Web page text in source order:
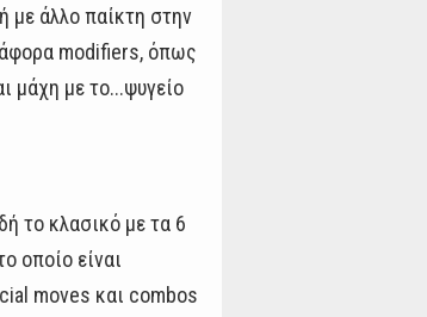
με άλλο παίκτη στην
modifiers, όπως
μάχη με το...ψυγείο
το κλασικό με τα 6
οποίο είναι
moves και combos